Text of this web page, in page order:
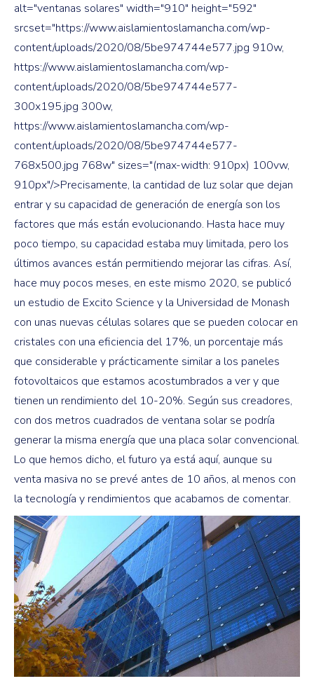
alt="ventanas solares" width="910" height="592"
srcset="https://www.aislamientoslamancha.com/wp-
content/uploads/2020/08/5be974744e577.jpg 910w,
https://www.aislamientoslamancha.com/wp-
content/uploads/2020/08/5be974744e577-
300x195.jpg 300w,
https://www.aislamientoslamancha.com/wp-
content/uploads/2020/08/5be974744e577-
768x500.jpg 768w" sizes="(max-width: 910px) 100vw,
910px"/>Precisamente, la cantidad de luz solar que dejan
entrar y su capacidad de generación de energía son los
factores que más están evolucionando. Hasta hace muy
poco tiempo, su capacidad estaba muy limitada, pero los
últimos avances están permitiendo mejorar las cifras. Así,
hace muy pocos meses, en este mismo 2020, se publicó
un estudio de Excito Science y la Universidad de Monash
con unas nuevas células solares que se pueden colocar en
cristales con una eficiencia del 17%, un porcentaje más
que considerable y prácticamente similar a los paneles
fotovoltaicos que estamos acostumbrados a ver y que
tienen un rendimiento del 10-20%. Según sus creadores,
con dos metros cuadrados de ventana solar se podría
generar la misma energía que una placa solar convencional.
Lo que hemos dicho, el futuro ya está aquí, aunque su
venta masiva no se prevé antes de 10 años, al menos con
la tecnología y rendimientos que acabamos de comentar.